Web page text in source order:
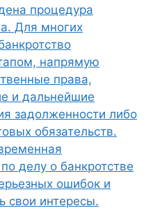
процедура
Для многих
напрямую
права,
и дальнейшие
задолженности либо
обязательств.
делу о банкротстве
ошибок и
свои интересы.